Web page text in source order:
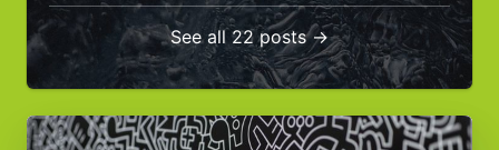
See all 22 posts →